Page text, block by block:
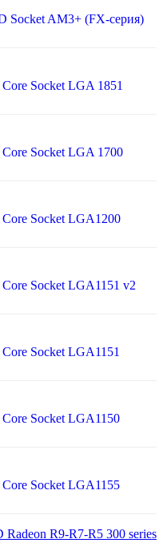
Socket AM3+ (FX-серия)
Socket LGA 1851
Socket LGA 1700
Socket LGA1200
Socket LGA1151 v2
Socket LGA1151
Socket LGA1150
Socket LGA1155
R9-R7-R5 300 series